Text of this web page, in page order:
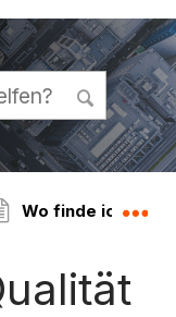
und
Wo finde ich